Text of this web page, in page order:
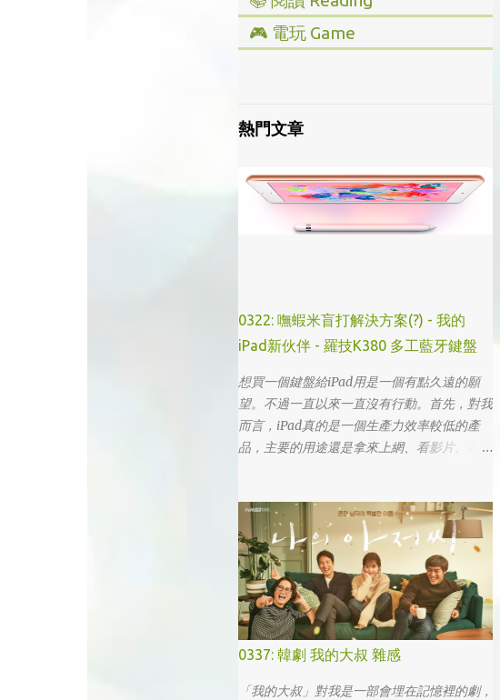
▸ 投資理財
▸ 藝術設計
🎮 電玩 Game
熱門文章
0322: 嘸蝦米盲打解決方案(?) - 我的
iPad新伙伴 - 羅技K380 多工藍牙鍵盤
想買一個鍵盤給iPad用是一個有點久遠的願
望。不過一直以來一直沒有行動。首先，對我
而言，iPad真的是一個生產力效率較低的產
品，主要的用途還是拿來上網、看影片、看小
出不太想帶滑鼠，所以動作還是比較慢)，這
兩者還是有效率多了。 想來想去，iPad能夠
比電腦還有生產力的部份可能會落在畫圖這一
塊吧... 可惜大一畫了一個學期的蛋之後，我就
知道我在這一塊應該是沒啥天份的XD
0337: 韓劇 我的大叔 雜感
「我的大叔」對我是一部會埋在記憶裡的劇，